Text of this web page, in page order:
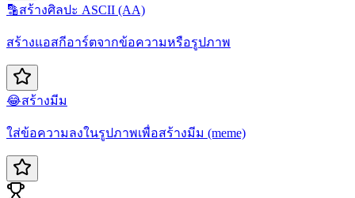
🔡สร้างศิลปะ ASCII (AA)
สร้างแอสกีอาร์ตจากข้อความหรือรูปภาพ
😂สร้างมีม
ใส่ข้อความลงในรูปภาพเพื่อสร้างมีม (meme)